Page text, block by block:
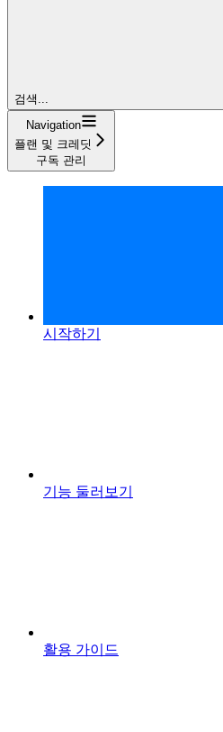
검색...
Navigation
플랜 및 크레딧
구독 관리
시작하기
기능 둘러보기
활용 가이드